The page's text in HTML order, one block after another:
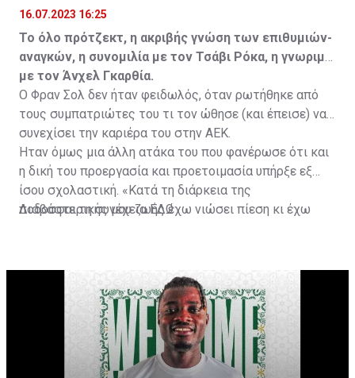
16.07.2023 16:25
Το όλο πρότζεκτ, η ακριβής γνώση των επιθυμιών-
αναγκών, η συνομιλία με τον Τσάβι Ρόκα, η γνωριμία
με τον Άνχελ Γκαρθία.
Ο Φραν Σολ δεν ήταν φειδωλός, όταν ρωτήθηκε από
τους συμπατριώτες του τι τον ώθησε (και έπεισε) να
συνεχίσει την καριέρα του στην ΑΕΚ.
Ήταν όμως μια άλλη ατάκα του που φανέρωσε ότι και
η δική του προεργασία και προετοιμασία υπήρξε εξ
ίσου σχολαστική. «Κατά τη διάρκεια της
ποδοσφαιρικής μου ζωής έχω νιώσει πίεση κι έχω
31χρονος άσος.
Διαβάστε τη συνέχειαΕΔΩ